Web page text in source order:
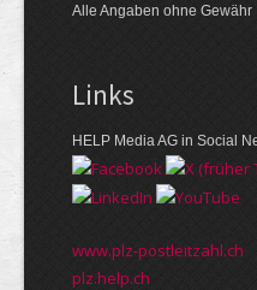
Alle Angaben ohne Gewähr
Links
HELP Media AG in Social
www.plz-postleitzahl.ch
plz.help.ch